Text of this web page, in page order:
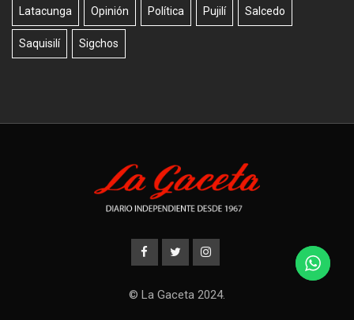
Latacunga Opinión Política Pujilí Salcedo
Saquisilí Sigchos
© La Gaceta 2024.